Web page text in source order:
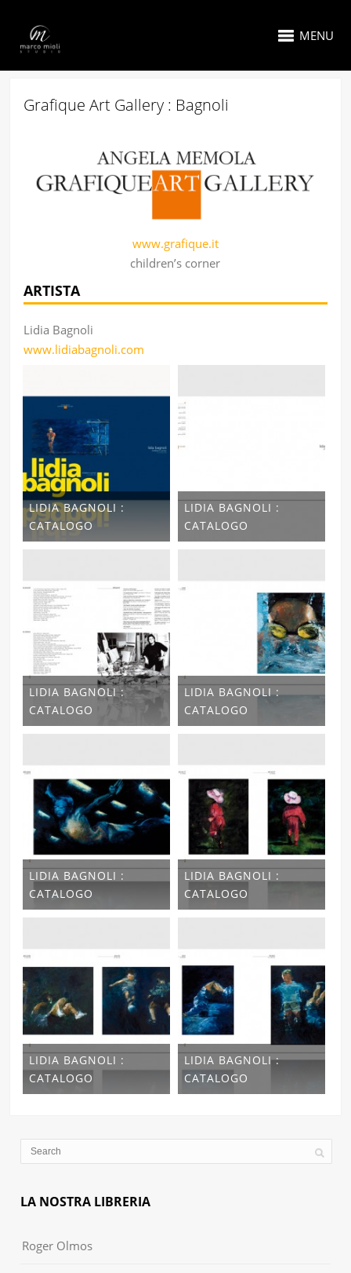
MENU
Grafique Art Gallery : Bagnoli
www.grafique.it
children’s corner
ARTISTA
Lidia Bagnoli
www.lidiabagnoli.com
LIDIA BAGNOLI :
CATALOGO
LIDIA BAGNOLI :
CATALOGO
LIDIA BAGNOLI :
CATALOGO
LIDIA BAGNOLI :
CATALOGO
LIDIA BAGNOLI :
CATALOGO
LIDIA BAGNOLI :
CATALOGO
LIDIA BAGNOLI :
CATALOGO
LIDIA BAGNOLI :
CATALOGO
LA NOSTRA LIBRERIA
Roger Olmos